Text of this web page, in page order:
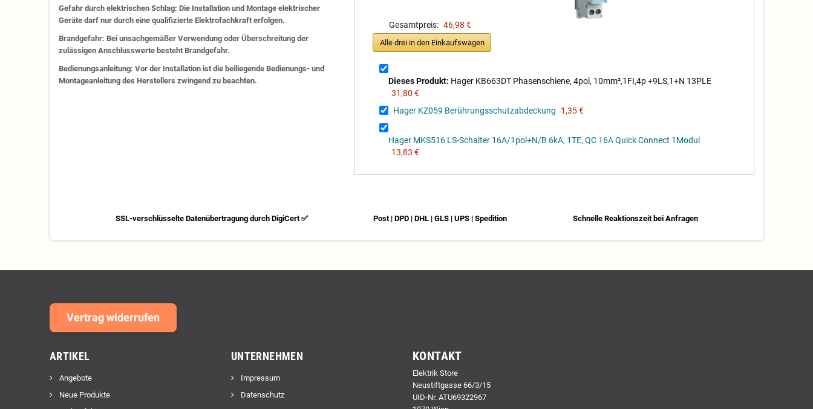
Gefahr durch elektrischen Schlag: Die Installation und Montage elektrischer
Geräte darf nur durch eine qualifizierte Elektrofachkraft erfolgen.
Brandgefahr: Bei unsachgemäßer Verwendung oder Überschreitung der
zulässigen Anschlusswerte besteht Brandgefahr.
Bedienungsanleitung: Vor der Installation ist die beiliegende Bedienungs- und
Montageanleitung des Herstellers zwingend zu beachten.
Gesamtpreis: 46,98 €
Alle drei in den Einkaufswagen
Dieses Produkt: Hager KB663DT Phasenschiene, 4pol, 10mm²,1FI,4p +9LS,1+N 13PLE
31,80 €
Hager KZ059 Berührungsschutzabdeckung
1,35 €
Hager MKS516 LS-Schalter 16A/1pol+N/B 6kA, 1TE, QC 16A Quick Connect 1Modul
13,83 €
SSL-verschlüsselte Datenübertragung durch DigiCert ✅ Post | DPD | DHL | GLS | UPS | Spedition Schnelle Reaktionszeit bei Anfragen
Vertrag widerrufen
ARTIKEL
Angebote
Neue Produkte
UNTERNEHMEN
Impressum
Datenschutz
KONTAKT
Elektrik Store
Neustiftgasse 66/3/15
UID-Nr. ATU69322967